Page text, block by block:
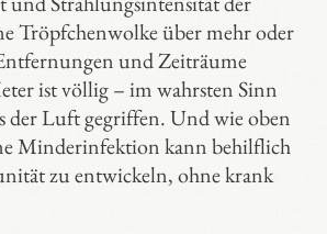
Tröpfchenwolke über mehr oder
und Zeiträume
ist völlig – im wahrsten Sinn
der Luft gegriffen. Und wie oben
Minderinfektion kann behilflich
zu entwickeln, ohne krank